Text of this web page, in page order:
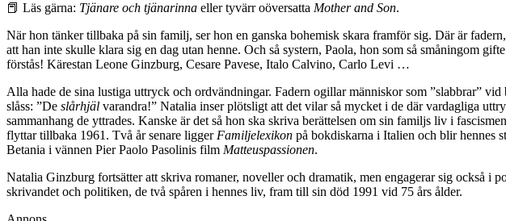
📕 Läs gärna: Tjänare och tjänarinna eller tyvärr oöversatta Mother and Son.
När hon tänker tillbaka på sin familj, ser hon en ganska bohemisk skara framför sig. Där är
att han inte skulle klara sig en dag utan henne. Och så systern, Paola, hon som så småningom
förstås! Kärestan Leone Ginzburg, Cesare Pavese, Italo Calvino, Carlo Levi …
Alla hade de sina lustiga uttryck och ordvändningar. Fadern ogillar människor som ”slabbrar”
slåss: ”De slårhjäl varandra!” Natalia inser plötsligt att det vilar så mycket i de där vardagliga
sammanhang de yttrades. Kanske är det så hon ska skriva berättelsen om sin familjs liv i
flyttar tillbaka 1961. Två år senare ligger Familjelexikon på bokdiskarna i Italien och blir hennes
Betania i vännen Pier Paolo Pasolinis film Matteuspassionen.
Natalia Ginzburg fortsätter att skriva romaner, noveller och dramatik, men engagerar sig också
skrivandet och politiken, de två spåren i hennes liv, fram till sin död 1991 vid 75 års ålder.